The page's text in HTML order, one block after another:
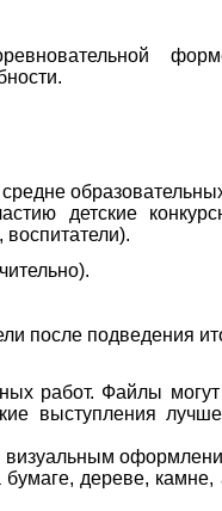
детские
после подведения
работ. Файлы
выступления
визуальным
дереве, камне,